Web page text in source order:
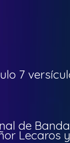
7
de
Lecaros